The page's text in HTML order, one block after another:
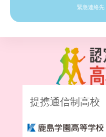
緊急連絡先
提携通信制高校